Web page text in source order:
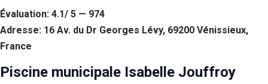
Évaluation: 4.1/ 5 — 974
Adresse: 16 Av. du Dr Georges Lévy, 69200 Vénissieux,
France
Piscine municipale Isabelle Jouffroy